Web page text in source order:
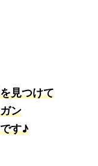
見つけて
ン
す♪